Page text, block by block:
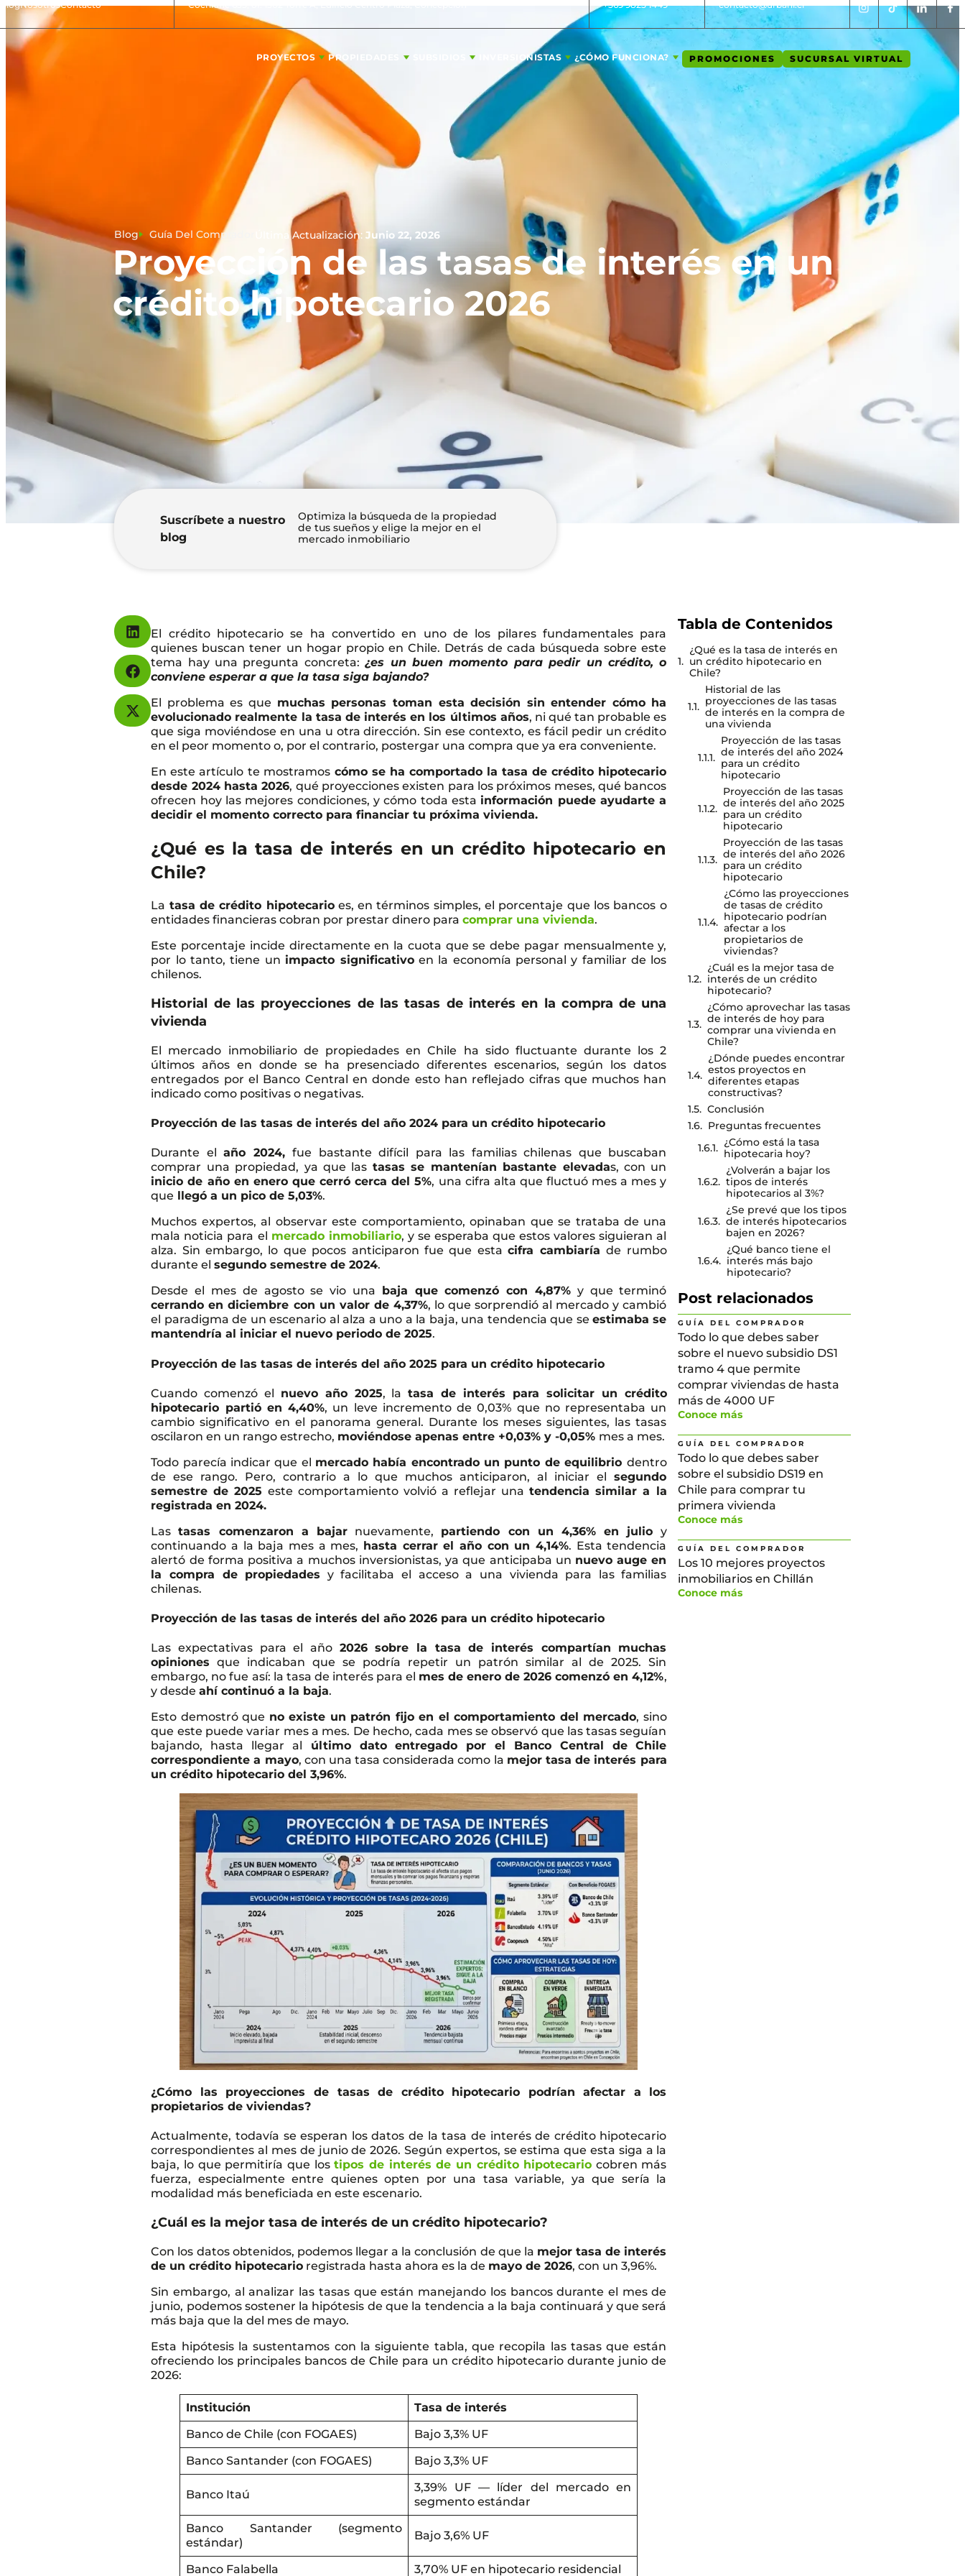
BlogNosotrosContacto Cochrane 635, of. 1302 Torre A, Edificio Centro Plaza, Concepción +569 9825 1449 contacto@urbani.cl
PROYECTOS PROPIEDADES INVERSIONISTAS ¿CÓMO FUNCIONA? PROMOCIONES SUCURSAL VIRTUAL
Blog Guía Del Comprador Última Actualización: Junio 22, 2026
Proyección de las tasas de interés en un
crédito hipotecario 2026
Suscríbete a nuestro
blog
Optimiza la búsqueda de la propiedad
de tus sueños y elige la mejor en el
mercado inmobiliario
El crédito hipotecario se ha convertido en uno de los pilares fundamentales para
quienes buscan tener un hogar propio en Chile. Detrás de cada búsqueda sobre este
tema hay una pregunta concreta:¿es un buen momento para pedir un crédito, o
conviene esperar a que la tasa siga bajando?
El problema es que muchas personas toman esta decisión sin entender cómo ha
evolucionado realmente la tasa de interés en los últimos años, ni qué tan probable es
que siga moviéndose en una u otra dirección. Sin ese contexto, es fácil pedir un crédito
en el peor momento o, por el contrario, postergar una compra que ya era conveniente.
En este artículo te mostramoscómo se ha comportado la tasa de crédito hipotecario
desde 2024 hasta 2026, qué proyecciones existen para los próximos meses, qué bancos
ofrecen hoy las mejores condiciones, y cómo toda esta información puede ayudarte a
decidir el momento correcto para financiar tu próxima vivienda.
¿Qué es la tasa de interés en un crédito hipotecario en
Chile?
La tasa de crédito hipotecarioes, en términos simples, el porcentaje que los bancos o
entidades financieras cobran por prestar dinero paracomprar una vivienda.
Este porcentaje incide directamente en la cuota que se debe pagar mensualmente y,
por lo tanto, tiene un impacto significativoen la economía personal y familiar de los
chilenos.
Historial de las proyecciones de las tasas de interés en la compra de una
vivienda
El mercado inmobiliario de propiedades en Chile ha sido fluctuante durante los 2
últimos años en donde se ha presenciado diferentes escenarios, según los datos
entregados por el Banco Central en donde esto han reflejado cifras que muchos han
indicado como positivas o negativas.
Proyección de las tasas de interés del año 2024 para un crédito hipotecario
Durante elaño 2024,fue bastante difícil para las familias chilenas que buscaban
comprar una propiedad, ya que las tasas se mantenían bastante elevadas, con un
inicio de año en enero que cerró cerca del 5%, una cifra alta que fluctuó mes a mes y
que llegó a un pico de 5,03%.
Muchos expertos, al observar este comportamiento, opinaban que se trataba de una
mala noticia para el mercado inmobiliario, y se esperaba que estos valores siguieran al
alza. Sin embargo, lo que pocos anticiparon fue que estacifra cambiaríade rumbo
durante elsegundo semestre de 2024.
Desde el mes de agosto se vio una baja que comenzó con 4,87% y que terminó
cerrando en diciembre con un valor de 4,37%, lo que sorprendió al mercado y cambió
el paradigma de un escenario al alza a uno a la baja, una tendencia que seestimaba se
mantendría al iniciar el nuevo periodo de 2025.
Proyección de las tasas de interés del año 2025 para un crédito hipotecario
Cuando comenzó el nuevo año 2025, latasa de interés para solicitar un crédito
hipotecario partió en 4,40%, un leve incremento de 0,03% que no representaba un
cambio significativo en el panorama general. Durante los meses siguientes, las tasas
oscilaron en un rango estrecho, moviéndose apenas entre +0,03% y -0,05% mes a mes.
Todo parecía indicar que el mercado había encontrado un punto de equilibrio dentro
de ese rango. Pero, contrario a lo que muchos anticiparon, al iniciar elsegundo
semestre de 2025 este comportamiento volvió a reflejar unatendencia similar a la
registrada en 2024.
Lastasas comenzaron a bajar nuevamente, partiendo con un 4,36% en julio y
continuando a la baja mes a mes, hasta cerrar el año con un 4,14%. Esta tendencia
alertó de forma positiva a muchos inversionistas, ya que anticipaba un nuevo auge en
la compra de propiedades y facilitaba el acceso a una vivienda para las familias
chilenas.
Proyección de las tasas de interés del año 2026 para un crédito hipotecario
Las expectativas para el año 2026 sobre la tasa de interés compartían muchas
opiniones que indicaban que se podría repetir un patrón similar al de 2025. Sin
embargo, no fue así: la tasa de interés para el mes de enero de 2026 comenzó en 4,12%,
y desdeahí continuó a la baja.
Esto demostró que no existe un patrón fijo en el comportamiento del mercado, sino
que este puede variar mes a mes. De hecho, cada mes se observó que las tasas seguían
bajando, hasta llegar al último dato entregado por el Banco Central de Chile
correspondiente a mayo, con una tasa considerada como la mejor tasa de interés para
un crédito hipotecario del 3,96%.
¿Cómo las proyecciones de tasas de crédito hipotecario podrían afectar a los
propietarios de viviendas?
Actualmente, todavía se esperan los datos de la tasa de interés de crédito hipotecario
correspondientes al mes de junio de 2026. Según expertos, se estima que esta siga a la
baja, lo que permitiría que los tipos de interés de un crédito hipotecario cobren más
fuerza, especialmente entre quienes opten por una tasa variable, ya que sería la
modalidad más beneficiada en este escenario.
¿Cuál es la mejor tasa de interés de un crédito hipotecario?
Con los datos obtenidos, podemos llegar a la conclusión de que la mejor tasa de interés
de un crédito hipotecario registrada hasta ahora es la de mayo de 2026, con un 3,96%.
Sin embargo, al analizar las tasas que están manejando los bancos durante el mes de
junio, podemos sostener la hipótesis de que la tendencia a la baja continuará y que será
más baja que la del mes de mayo.
Esta hipótesis la sustentamos con la siguiente tabla, que recopila las tasas que están
ofreciendo los principales bancos de Chile para un crédito hipotecario durante junio de
2026:
Institución
Tasa de interés
Banco de Chile (con FOGAES)
Bajo 3,3% UF
Banco Santander (con FOGAES)
Bajo 3,3% UF
Banco Itaú
3,39% UF — líder del mercado en
segmento estándar
Banco Santander (segmento
estándar)
Bajo 3,6% UF
Banco Falabella 3,70% UF en hipotecario residencial
Tabla de Contenidos
¿Qué es la tasa de interés en
un crédito hipotecario en
Chile?
Historial de las
proyecciones de las tasas
de interés en la compra de
una vivienda
Proyección de las tasas
de interés del año 2024
para un crédito
hipotecario
Proyección de las tasas
de interés del año 2025
para un crédito
hipotecario
Proyección de las tasas
de interés del año 2026
para un crédito
hipotecario
¿Cómo las proyecciones
de tasas de crédito
hipotecario podrían
afectar a los
propietarios de
viviendas?
¿Cuál es la mejor tasa de
interés de un crédito
hipotecario?
¿Cómo aprovechar las tasas
de interés de hoy para
comprar una vivienda en
Chile?
¿Dónde puedes encontrar
estos proyectos en
diferentes etapas
constructivas?
Conclusión
Preguntas frecuentes
¿Cómo está la tasa
hipotecaria hoy?
¿Volverán a bajar los
tipos de interés
hipotecarios al 3%?
¿Se prevé que los tipos
de interés hipotecarios
bajen en 2026?
¿Qué banco tiene el
interés más bajo
hipotecario?
Post relacionados
GUÍA DEL COMPRADOR
Todo lo que debes saber
sobre el nuevo subsidio DS1
tramo 4 que permite
comprar viviendas de hasta
más de 4000 UF
Conoce más
GUÍA DEL COMPRADOR
Todo lo que debes saber
sobre el subsidio DS19 en
Chile para comprar tu
primera vivienda
Conoce más
GUÍA DEL COMPRADOR
Los 10 mejores proyectos
inmobiliarios en Chillán
Conoce más